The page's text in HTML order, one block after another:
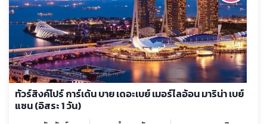
ทัวร์สิงค์โปร์ การ์เด้น บาย เดอะเบย์ เมอร์ไลอ้อน มาริน่า เบย์
แซน (อิสระ 1 วัน)